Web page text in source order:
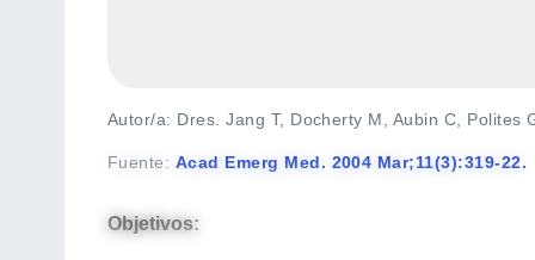
Autor/a: Dres. Jang T, Docherty M, Aubin C, Polites
Fuente: Acad Emerg Med. 2004 Mar;11(3):319-22.
Objetivos: